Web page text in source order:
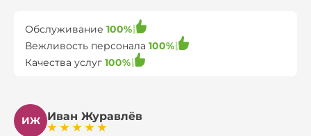
Обслуживание 100%
Вежливость персонала 100%
Качества услуг 100%
ИЖ Иван Журавлёв